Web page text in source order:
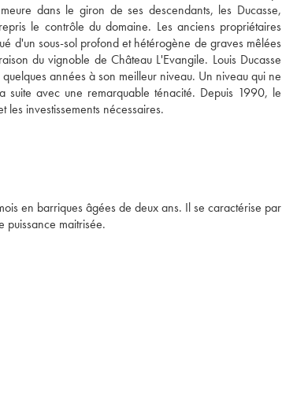
dans le giron de ses descendants, les Ducasse,
le contrôle du domaine. Les anciens propriétaires
d'un sous-sol profond et hétérogène de graves mêlées
du vignoble de Château L'Evangile. Louis Ducasse
années à son meilleur niveau. Un niveau qui ne
avec une remarquable ténacité. Depuis 1990, le
les investissements nécessaires.
en barriques âgées de deux ans. Il se caractérise par
puissance maitrisée.